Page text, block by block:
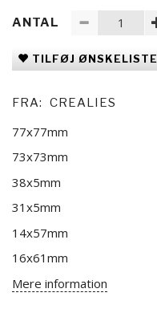
ANTAL
TILFØJ ØNSKELISTE
FRA: CREALIES
77x77mm
73x73mm
38x5mm
31x5mm
14x57mm
16x61mm
Mere information